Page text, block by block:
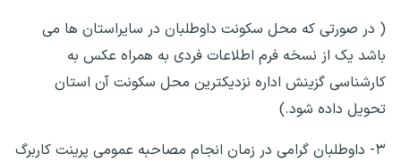
( در صورتی که محل سکونت داوطلبان در سایراستان ها می
باشد یک از نسخه فرم اطلاعات فردی به همراه عکس به
کارشناسی گزینش اداره نزدیکترین محل سکونت آن استان
تحویل داده شود.)
۳- داوطلبان گرامی در زمان انجام مصاحبه عمومی پرینت کاربرگ